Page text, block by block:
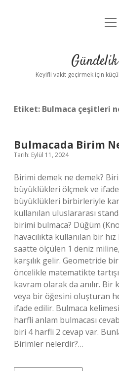
Yasal
Keyifli vakit geçirmek için
Etiket: Bulmaca çeşitleri
Bulmacada Birim
Tarih: Eylül 11, 2024
Birimi demek ne demek?
büyüklükleri ölçmek ve
büyüklükleri birbirleriyle
kullanılan uluslararası
birimi bulmaca? Düğüm
havacılıkta kullanılan bir
saatte ölçülen 1 deniz
karşılık gelir. Geometride
öncelikle matematikte
kavram olarak da anılır.
veya bir öğesini oluşturan
ifade edilir. Bulmaca
harfli anlam bulmacası
biri 4 harfli 2 cevap var.
Birimler nelerdir?…